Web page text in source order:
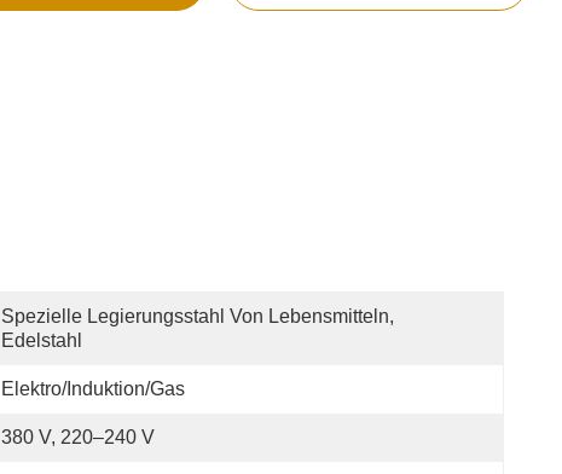
Spezielle Legierungsstahl Von Lebensmitteln,
Edelstahl
Elektro/Induktion/Gas
380 V, 220–240 V